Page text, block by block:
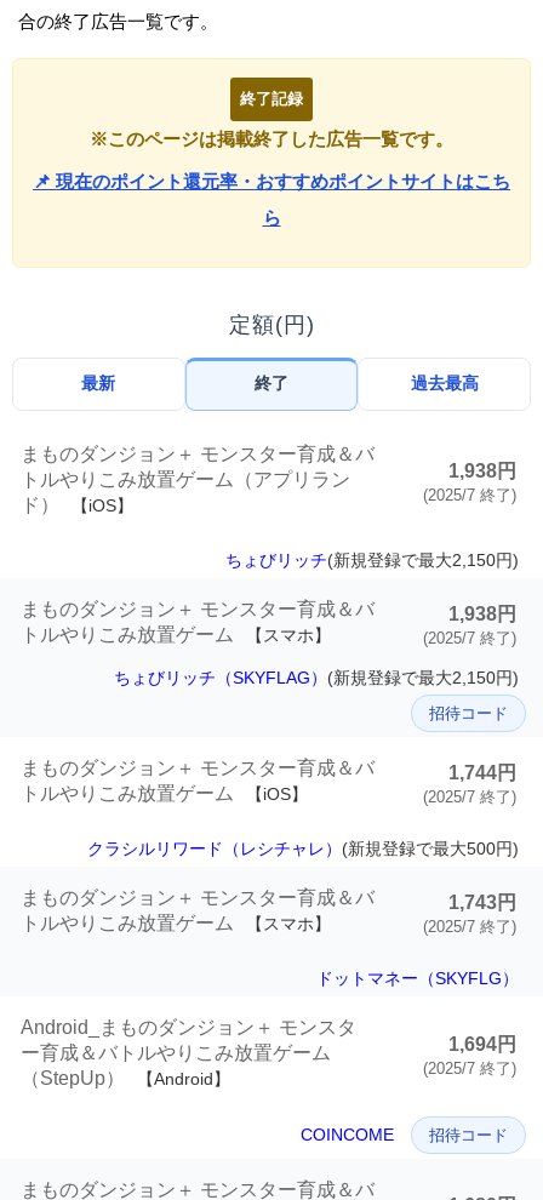
合の終了広告一覧です。
終了記録
※このページは掲載終了した広告一覧です。
📌 現在のポイント還元率・おすすめポイントサイトはこち
ら
定額(円)
最新 終了 過去最高
まものダンジョン＋ モンスター育成＆バ
トルやりこみ放置ゲーム（アプリラン
ド）
【iOS】
1,938円
(2025/7 終了)
ちょびリッチ(新規登録で最大2,150円)
まものダンジョン＋ モンスター育成＆バ
トルやりこみ放置ゲーム
【スマホ】
1,938円
(2025/7 終了)
ちょびリッチ（SKYFLAG） (新規登録で最大2,150円)
招待コード
まものダンジョン＋ モンスター育成＆バ
トルやりこみ放置ゲーム
【iOS】
1,744円
(2025/7 終了)
クラシルリワード（レシチャレ） (新規登録で最大500円)
まものダンジョン＋ モンスター育成＆バ
トルやりこみ放置ゲーム
【スマホ】
1,743円
(2025/7 終了)
ドットマネー（SKYFLG）
Android_まものダンジョン＋ モンスタ
ー育成＆バトルやりこみ放置ゲーム
（StepUp）
【Android】
1,694円
(2025/7 終了)
COINCOME 招待コード
まものダンジョン＋ モンスター育成＆バ